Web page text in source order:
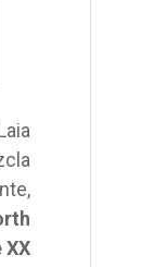
XX